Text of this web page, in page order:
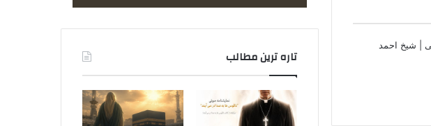
تاره ترین مطالب